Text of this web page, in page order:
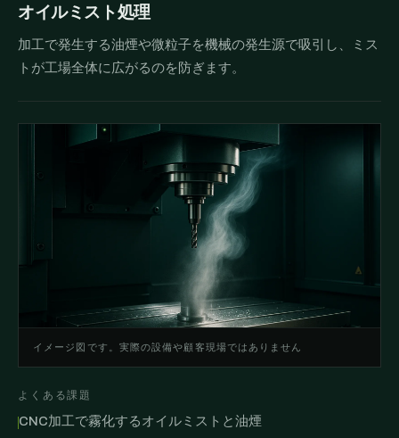
オイルミスト処理
加工で発生する油煙や微粒子を機械の発生源で吸引し、ミス
トが工場全体に広がるのを防ぎます。
イメージ図です。実際の設備や顧客現場ではありません
よくある課題
CNC加工で霧化するオイルミストと油煙